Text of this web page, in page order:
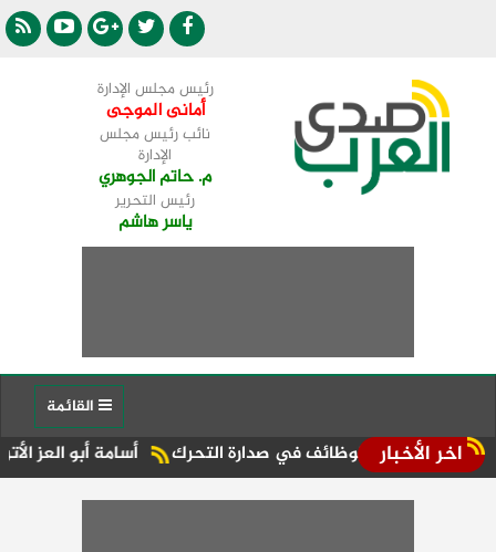
رئيس مجلس الإدارة
أمانى الموجى
نائب رئيس مجلس
الإدارة
م. حاتم الجوهري
رئيس التحرير
ياسر هاشم
اخر الأخبار أسامة أبو العز الأتربي: 7 سنوات من النجاح لـ«أمورادا».. ونواصل تنفيذ رؤيتنا لتعزيز مكانة آفاق بالسوق العقارية والوظائف في صدارة التحرك